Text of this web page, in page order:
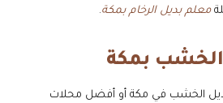
معلم بديل الرخام بمكة.
الخشب بمكة
الخشب في مكة أو أفضل محلات